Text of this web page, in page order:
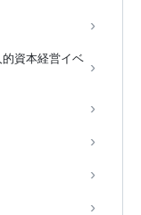
資本経営イベ